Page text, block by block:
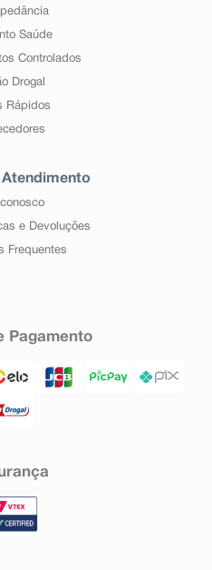
Saúde
Controlados
Drogal
Rápidos
e Devoluções
Frequentes
Pagamento